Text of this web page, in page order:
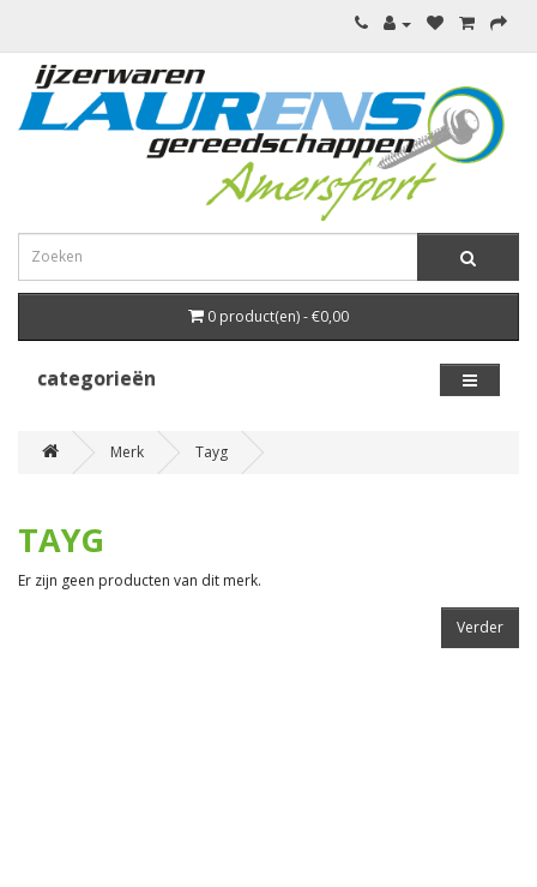
0 product(en) - €0,00
categorieën
Merk Tayg
TAYG
Er zijn geen producten van dit merk.
Verder